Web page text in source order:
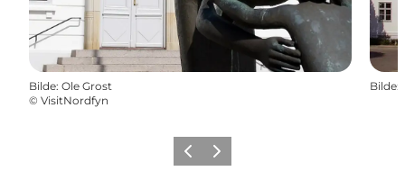
Bilde: Ole Grost
© VisitNordfyn
Bilde:
ForrigeNeste